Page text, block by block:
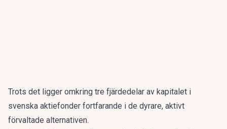
Trots det ligger omkring tre fjärdedelar av kapitalet i
svenska aktiefonder fortfarande i de dyrare, aktivt
förvaltade alternativen.